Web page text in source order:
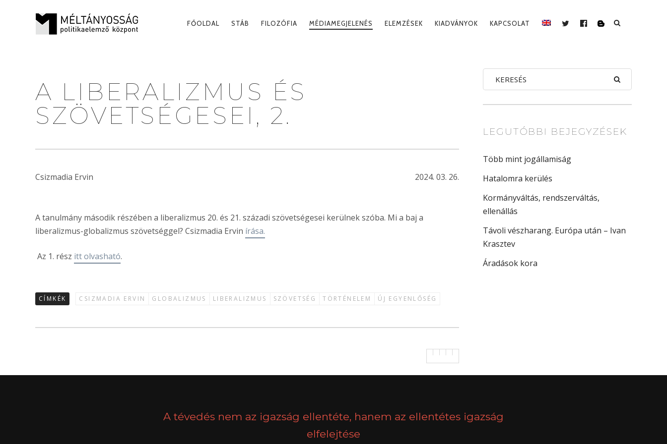
PRIMARY
FŐOLDAL STÁB FILOZÓFIA MÉDIAMEGJELENÉS ELEMZÉSEK KIADVÁNYOK KAPCSOLAT
TWITTER
FACEBOOK
BLOG
A LIBERALIZMUS ÉS
SZÖVETSÉGESEI, 2.
Csizmadia Ervin 2024. 03. 26.
A tanulmány második részében a liberalizmus 20. és 21. századi szövetségesei kerülnek szóba. Mi a baj a
liberalizmus-globalizmus szövetséggel? Csizmadia Ervin írása.
Az 1. rész itt olvasható.
CÍMKÉK CSIZMADIA ERVIN GLOBALIZMUS LIBERALIZMUS SZÖVETSÉG TÖRTÉNELEM ÚJ EGYENLŐSÉG
LEGUTÓBBI BEJEGYZÉSEK
Több mint jogállamiság
Hatalomra kerülés
Kormányváltás, rendszerváltás,
ellenállás
Távoli vészharang. Európa után – Ivan
Krasztev
Áradások kora
A tévedés nem az igazság ellentéte, hanem az ellentétes igazság
elfelejtése